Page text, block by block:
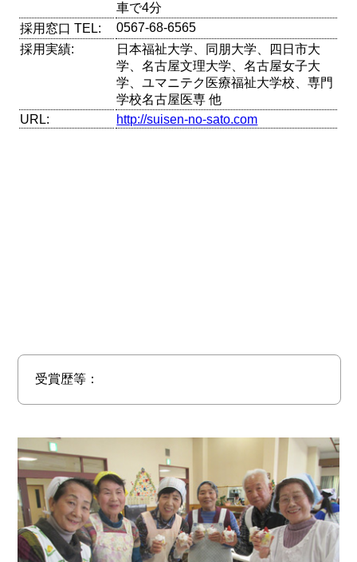
車で4分
採用窓口 TEL:
0567-68-6565
採用実績:
日本福祉大学、同朋大学、四日市大
学、名古屋文理大学、名古屋女子大
学、ユマニテク医療福祉大学校、専門
学校名古屋医専 他
URL:
http://suisen-no-sato.com
受賞歴等：